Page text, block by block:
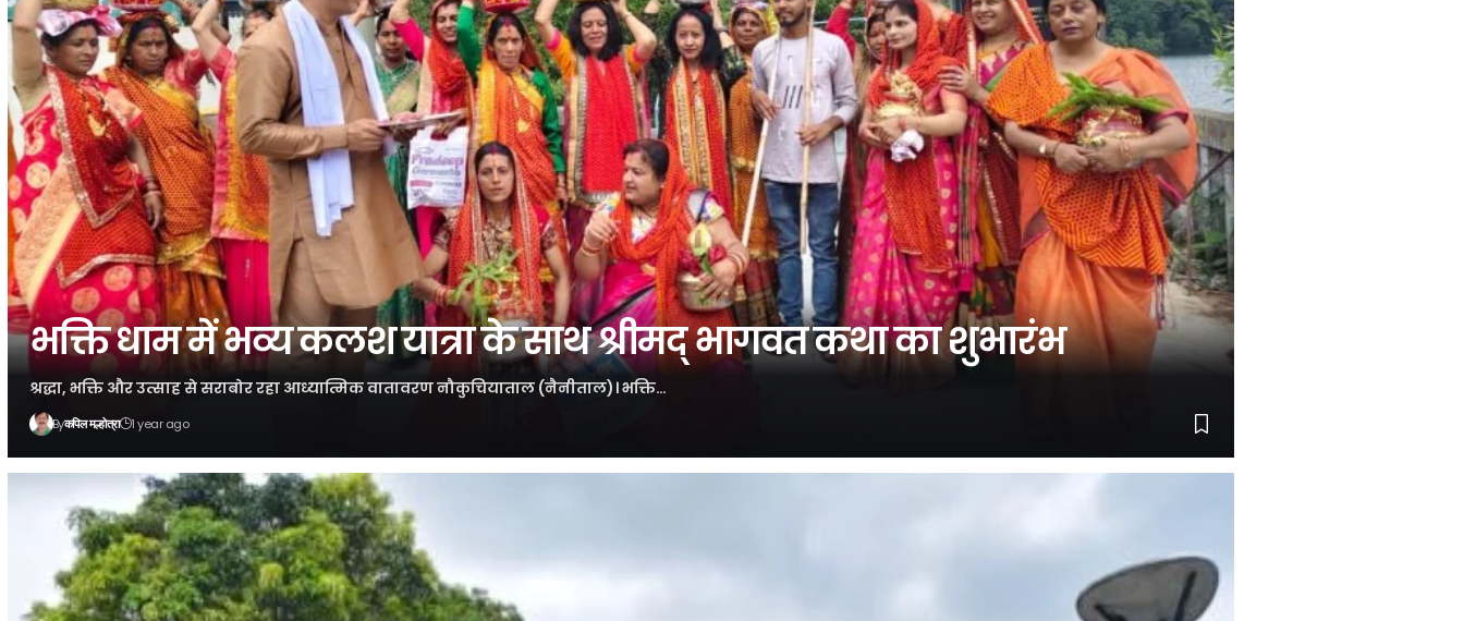
भक्ति धाम में भव्य कलश यात्रा के साथ श्रीमद् भागवत कथा का शुभारंभ
श्रद्धा, भक्ति और उत्साह से सराबोर रहा आध्यात्मिक वातावरण नौकुचियाताल (नैनीताल)। भक्ति…
Byकपिल मल्होत्रा 1 year ago